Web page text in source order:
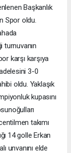
Başkanlık
Spor oldu.
turnuvanın
karşı karşıya
3-0
oldu. Yaklaşık
kupasını
takımı
14 golle Erkan
unvanını elde